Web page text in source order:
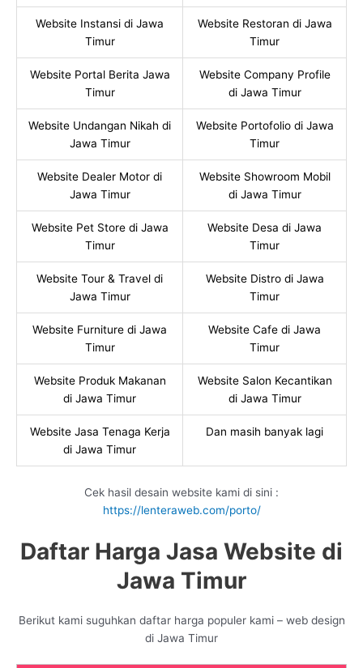
Website Instansi di Jawa
Timur
Website Restoran di Jawa
Timur
Website Portal Berita Jawa
Timur
Website Company Profile
di Jawa Timur
Website Undangan Nikah di
Jawa Timur
Website Portofolio di Jawa
Timur
Website Dealer Motor di
Jawa Timur
Website Showroom Mobil
di Jawa Timur
Website Pet Store di Jawa
Timur
Website Desa di Jawa
Timur
Website Tour & Travel di
Jawa Timur
Website Distro di Jawa
Timur
Website Furniture di Jawa
Timur
Website Cafe di Jawa
Timur
Website Produk Makanan
di Jawa Timur
Website Salon Kecantikan
di Jawa Timur
Website Jasa Tenaga Kerja
di Jawa Timur
Dan masih banyak lagi
Cek hasil desain website kami di sini :
https://lenteraweb.com/porto/
Daftar Harga Jasa Website di
Jawa Timur
Berikut kami suguhkan daftar harga populer kami – web design
di Jawa Timur